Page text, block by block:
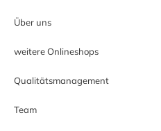
Über uns
weitere Onlineshops
Qualitätsmanagement
Team